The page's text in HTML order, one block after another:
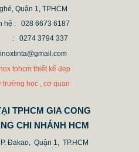
Quận 1, TPHCM
hệ : 028 6673 6187
: 0274 3794 337
inoxtinta@gmail.com
tphcm thiết kế đẹp
trường học , cơ quan
TPHCM GIA CONG
CHI NHÁNH HCM
Đakao, Quận 1, TP.HCM